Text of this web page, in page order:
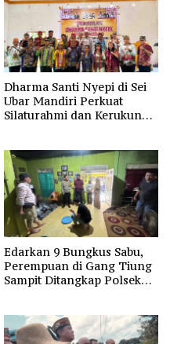
Dharma Santi Nyepi di Sei
Ubar Mandiri Perkuat
Silaturahmi dan Kerukunan
Edarkan 9 Bungkus Sabu,
Perempuan di Gang Tiung
Sampit Ditangkap Polsek